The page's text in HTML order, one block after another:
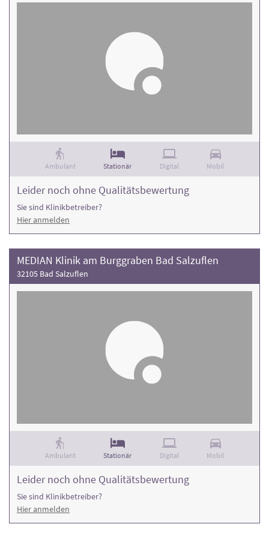
Ambulant Stationär Digital Mobil
Leider noch ohne Qualitätsbewertung
Sie sind Klinikbetreiber?
Hier anmelden
MEDIAN Klinik am Burggraben Bad Salzuflen
32105 Bad Salzuflen
Ambulant Stationär Digital Mobil
Leider noch ohne Qualitätsbewertung
Sie sind Klinikbetreiber?
Hier anmelden